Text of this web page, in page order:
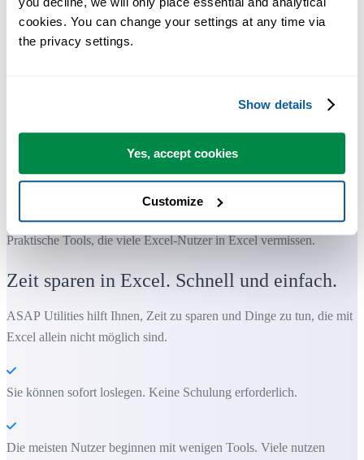
cookies. You can change your settings at any time via
the privacy settings.
Show details
Yes, accept cookies
Customize
Praktische Tools, die viele Excel-Nutzer in Excel vermissen.
Zeit sparen in Excel. Schnell und einfach.
ASAP Utilities hilft Ihnen, Zeit zu sparen und Dinge zu tun, die mit
Excel allein nicht möglich sind.
Sie können sofort loslegen. Keine Schulung erforderlich.
Die meisten Nutzer beginnen mit wenigen Tools. Viele nutzen